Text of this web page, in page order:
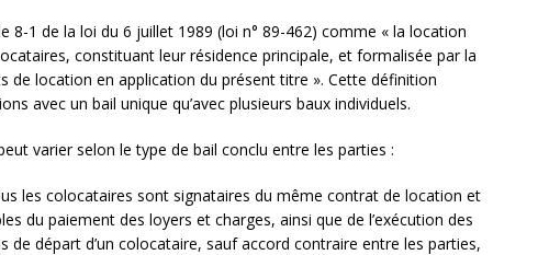
8-1 de la loi du 6 juillet 1989 (loi n° 89-462) comme « la location
constituant leur résidence principale, et formalisée par la
de location en application du présent titre ». Cette définition
avec un bail unique qu’avec plusieurs baux individuels.
varier selon le type de bail conclu entre les parties :
les colocataires sont signataires du même contrat de location et
du paiement des loyers et charges, ainsi que de l’exécution des
de départ d’un colocataire, sauf accord contraire entre les parties,